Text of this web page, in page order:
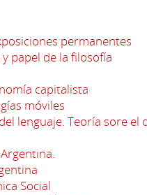
permanentes
papel de la filosofía
capitalista
móviles
lenguaje. Teoría sore el
Social